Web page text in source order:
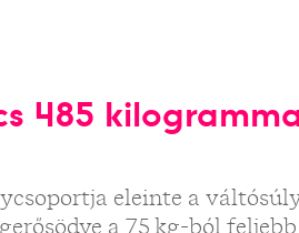
485
eleinte a
a 75 kg-ból